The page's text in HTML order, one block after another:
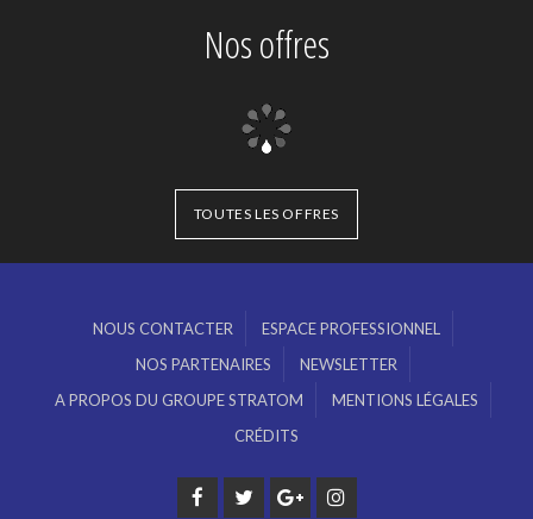
Nos offres
TOUTES LES OFFRES
NOUS CONTACTER
ESPACE PROFESSIONNEL
NOS PARTENAIRES
NEWSLETTER
A PROPOS DU GROUPE STRATOM
MENTIONS LÉGALES
CRÉDITS